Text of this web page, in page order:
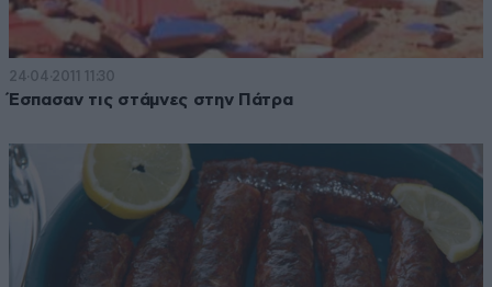
24·04·2011 11:30
Έσπασαν τις στάμνες στην Πάτρα